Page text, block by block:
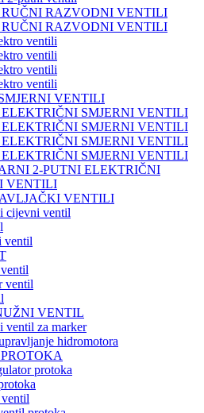
RUČNI RAZVODNI VENTILI
RUČNI RAZVODNI VENTILI
ventili
ventili
ventili
ventili
VENTILI
ELEKTRIČNI SMJERNI VENTILI
SMJERNI VENTILI
SMJERNI VENTILI
SMJERNI VENTILI
2-PUTNI ELEKTRIČNI
VENTILI
VENTILI
cijevni ventil
ventil
ventil
VENTIL
ventil za marker
hidromotora
protoka